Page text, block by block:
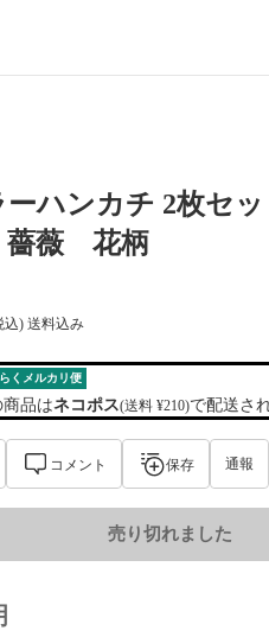
ーハンカチ 2枚セ
薇 花柄
込) 送料込み
くメルカリ便
商品はネコポス(送料 ¥210)で配送さ
コメント 保存 通報
売り切れました